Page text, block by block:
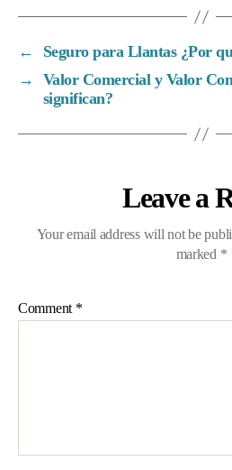
←
Seguro para Llantas ¿Por
→
Valor Comercial y Valor
significan?
Leave a
Your email address will not be
marked *
Comment *